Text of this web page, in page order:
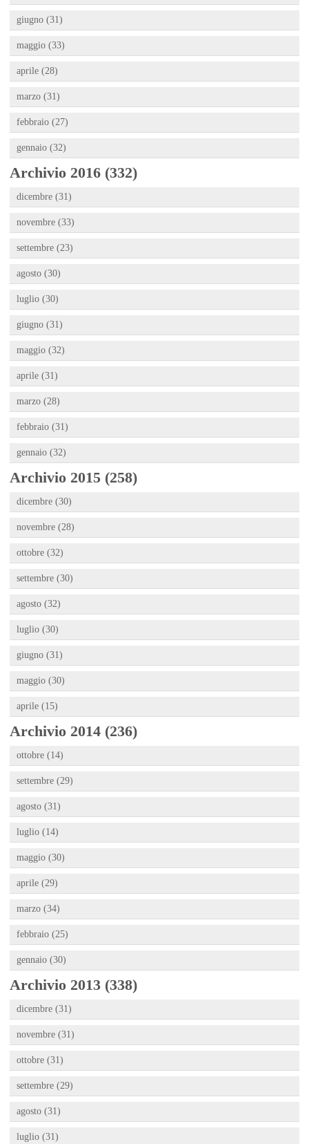
giugno (31)
maggio (33)
aprile (28)
marzo (31)
febbraio (27)
gennaio (32)
Archivio 2016 (332)
dicembre (31)
novembre (33)
settembre (23)
agosto (30)
luglio (30)
giugno (31)
maggio (32)
aprile (31)
marzo (28)
febbraio (31)
gennaio (32)
Archivio 2015 (258)
dicembre (30)
novembre (28)
ottobre (32)
settembre (30)
agosto (32)
luglio (30)
giugno (31)
maggio (30)
aprile (15)
Archivio 2014 (236)
ottobre (14)
settembre (29)
agosto (31)
luglio (14)
maggio (30)
aprile (29)
marzo (34)
febbraio (25)
gennaio (30)
Archivio 2013 (338)
dicembre (31)
novembre (31)
ottobre (31)
settembre (29)
agosto (31)
luglio (31)